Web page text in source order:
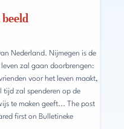
Nederland. Nijmegen is de
zal gaan doorbrengen:
voor het leven maakt,
tijd zal spenderen op de
te maken geeft... The post
first on Bulletineke